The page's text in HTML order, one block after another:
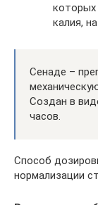
которых
калия,
Сенаде –
Создан в
часов.
Способ
нормализации